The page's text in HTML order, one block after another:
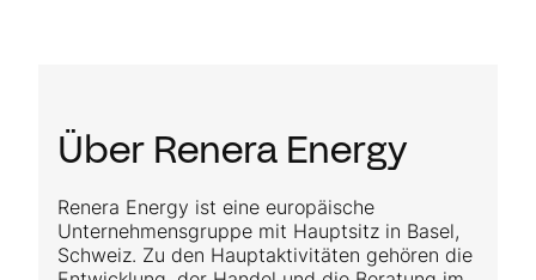
Über Renera Energy
Renera Energy ist eine europäische
Unternehmensgruppe mit Hauptsitz in Basel,
Schweiz. Zu den Hauptaktivitäten gehören die